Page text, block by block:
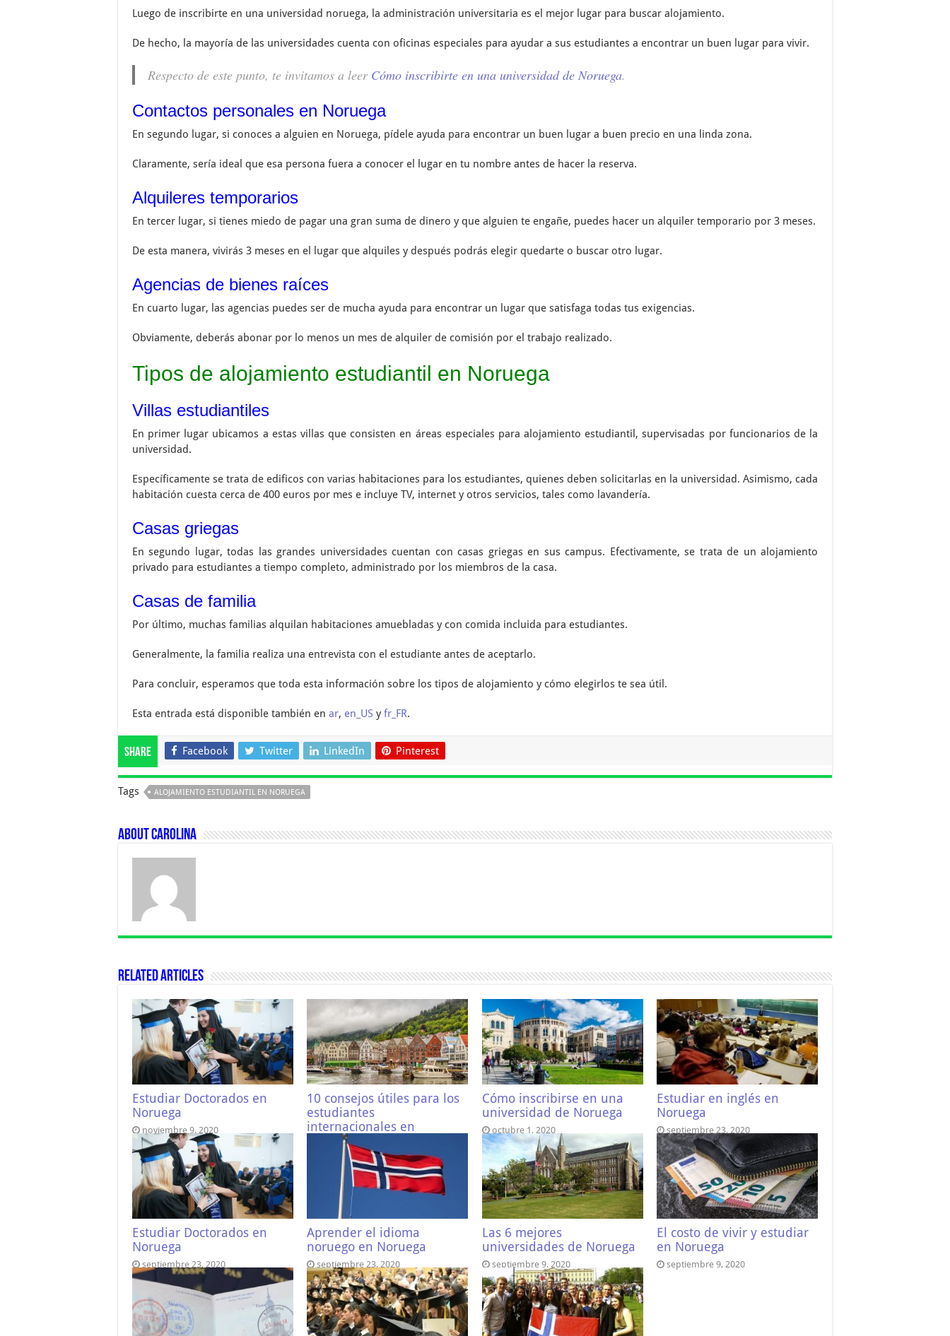
Luego de inscribirte en una universidad noruega, la administración universitaria es el mejor lugar para buscar alojamiento.
De hecho, la mayoría de las universidades cuenta con oficinas especiales para ayudar a sus estudiantes a encontrar un buen lugar para vivir.
Respecto de este punto, te invitamos a leer Cómo inscribirte en una universidad de Noruega.
Contactos personales en Noruega
En segundo lugar, si conoces a alguien en Noruega, pídele ayuda para encontrar un buen lugar a buen precio en una linda zona.
Claramente, sería ideal que esa persona fuera a conocer el lugar en tu nombre antes de hacer la reserva.
Alquileres temporarios
En tercer lugar, si tienes miedo de pagar una gran suma de dinero y que alguien te engañe, puedes hacer un alquiler temporario por 3 meses.
De esta manera, vivirás 3 meses en el lugar que alquiles y después podrás elegir quedarte o buscar otro lugar.
Agencias de bienes raíces
En cuarto lugar, las agencias puedes ser de mucha ayuda para encontrar un lugar que satisfaga todas tus exigencias.
Obviamente, deberás abonar por lo menos un mes de alquiler de comisión por el trabajo realizado.
Tipos de alojamiento estudiantil en Noruega
Villas estudiantiles
En primer lugar ubicamos a estas villas que consisten en áreas especiales para alojamiento estudiantil, supervisadas por funcionarios de la
universidad.
Específicamente se trata de edificos con varias habitaciones para los estudiantes, quienes deben solicitarlas en la universidad. Asimismo, cada
habitación cuesta cerca de 400 euros por mes e incluye TV, internet y otros servicios, tales como lavandería.
Casas griegas
En segundo lugar, todas las grandes universidades cuentan con casas griegas en sus campus. Efectivamente, se trata de un alojamiento
privado para estudiantes a tiempo completo, administrado por los miembros de la casa.
Casas de familia
Por último, muchas familias alquilan habitaciones amuebladas y con comida incluida para estudiantes.
Generalmente, la familia realiza una entrevista con el estudiante antes de aceptarlo.
Para concluir, esperamos que toda esta información sobre los tipos de alojamiento y cómo elegirlos te sea útil.
Esta entrada está disponible también en ar, en_US y fr_FR.
Share Facebook Twitter LinkedIn Pinterest
Tags ALOJAMIENTO ESTUDIANTIL EN NORUEGA
About Carolina
Related Articles
Estudiar Doctorados en
Noruega
noviembre 9, 2020
10 consejos útiles para los
estudiantes
internacionales en
Noruega
octubre 1, 2020
Cómo inscribirse en una
universidad de Noruega
octubre 1, 2020
Estudiar en inglés en
Noruega
septiembre 23, 2020
Estudiar Doctorados en
Noruega
septiembre 23, 2020
Aprender el idioma
noruego en Noruega
septiembre 23, 2020
Las 6 mejores
universidades de Noruega
septiembre 9, 2020
El costo de vivir y estudiar
en Noruega
septiembre 9, 2020